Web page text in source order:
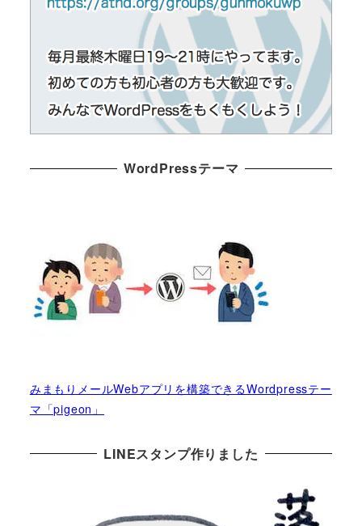
WordPressテーマ
みまもりメールWebアプリを構築できるWordpressテー
マ「pigeon」
LINEスタンプ作りました